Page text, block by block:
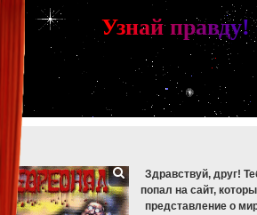
[phpBB Debug] PHP Warning : in file [ROOT]/phpbb/db/
mysqli_fetch_assoc(): Couldn't fetch mysqli_result
[phpBB Debug] PHP Warning: in file[ROOT]/phpbb/db/
mysqli_free_result(): Couldn't fetch mysqli_result
[phpBB Debug] PHP Warning
[ROOT]/phpbb/db/
mysqli_fetch_assoc(): Couldn't fetch mysqli_result
[phpBB Debug] PHP Warning
: in file [ROOT]/phpbb/db/
mysqli_free_result(): Couldn't fetch mysqli_result
[phpBB Debug] PHP Warning: in file [ROOT]/phpbb/db/
mysqli_fetch_assoc(): Couldn't fetch mysqli_result
[phpBB Debug] PHP Warning
[ROOT]/phpbb/db/
mysqli_free_result(): Couldn't fetch mysqli_result
Узнай правду!
Здравствуй, друг!
попал на сайт,
представление о